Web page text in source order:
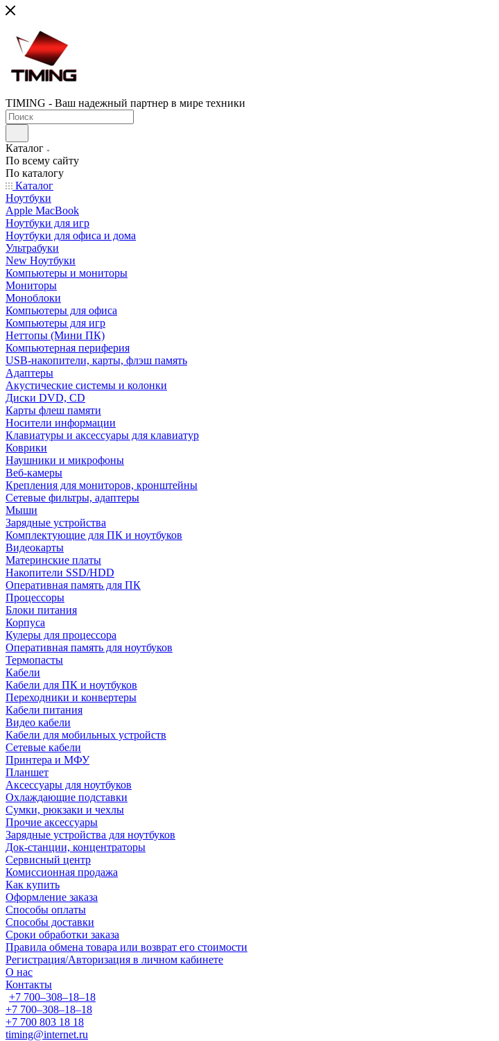
TIMING - Ваш надежный партнер в мире техники
Каталог
По всему сайту
По каталогу
Каталог
Ноутбуки
Apple MacBook
Ноутбуки для игр
Ноутбуки для офиса и дома
Ультрабуки
New Ноутбуки
Компьютеры и мониторы
Мониторы
Моноблоки
Компьютеры для офиса
Компьютеры для игр
Неттопы (Мини ПК)
Компьютерная периферия
USB-накопители, карты, флэш память
Адаптеры
Акустические системы и колонки
Диски DVD, CD
Карты флеш памяти
Носители информации
Клавиатуры и аксессуары для клавиатур
Коврики
Наушники и микрофоны
Веб-камеры
Крепления для мониторов, кронштейны
Сетевые фильтры, адаптеры
Мыши
Зарядные устройства
Комплектующие для ПК и ноутбуков
Видеокарты
Материнские платы
Накопители SSD/HDD
Оперативная память для ПК
Процессоры
Блоки питания
Корпуса
Кулеры для процессора
Оперативная память для ноутбуков
Термопасты
Кабели
Кабели для ПК и ноутбуков
Переходники и конвертеры
Кабели питания
Видео кабели
Кабели для мобильных устройств
Сетевые кабели
Принтера и МФУ
Планшет
Аксессуары для ноутбуков
Охлаждающие подставки
Сумки, рюкзаки и чехлы
Прочие аксессуары
Зарядные устройства для ноутбуков
Док-станции, концентраторы
Сервисный центр
Комиссионная продажа
Как купить
Оформление заказа
Способы оплаты
Способы доставки
Сроки обработки заказа
Правила обмена товара или возврат его стоимости
Регистрация/Авторизация в личном кабинете
О нас
Контакты
+7 700‒308‒18‒18
+7 700‒308‒18‒18
+7 700 803 18 18
timing@internet.ru